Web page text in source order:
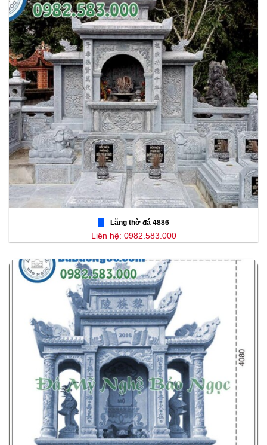
Lăng thờ đá 4886
Liên hệ: 0982.583.000